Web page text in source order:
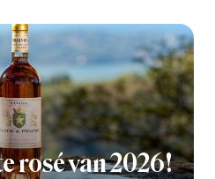
rosé van 2026!